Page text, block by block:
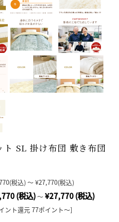
ト SL 掛け布団 敷き布団
(税込)～ ¥27,770(税込)
(税込)～ ¥27,770(税込)
ント還元 77ポイント～]